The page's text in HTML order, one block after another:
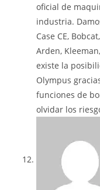
oficial de
industria.
Case CE,
Arden,
existe la
Olympus
funciones de
olvidar los